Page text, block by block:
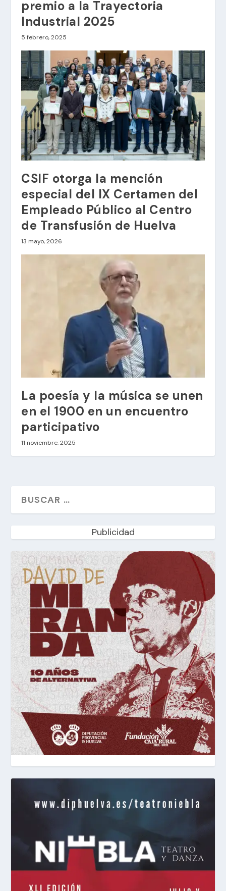
premio a la Trayectoria
Industrial 2025
5 febrero, 2025
CSIF otorga la mención
especial del IX Certamen del
Empleado Público al Centro
de Transfusión de Huelva
13 mayo, 2026
La poesía y la música se unen
en el 1900 en un encuentro
participativo
11 noviembre, 2025
Publicidad